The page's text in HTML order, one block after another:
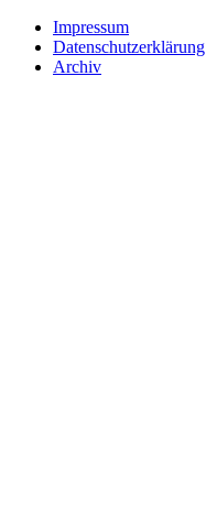
Impressum
Datenschutzerklärung
Archiv